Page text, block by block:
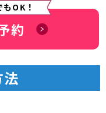
OK！
約
法